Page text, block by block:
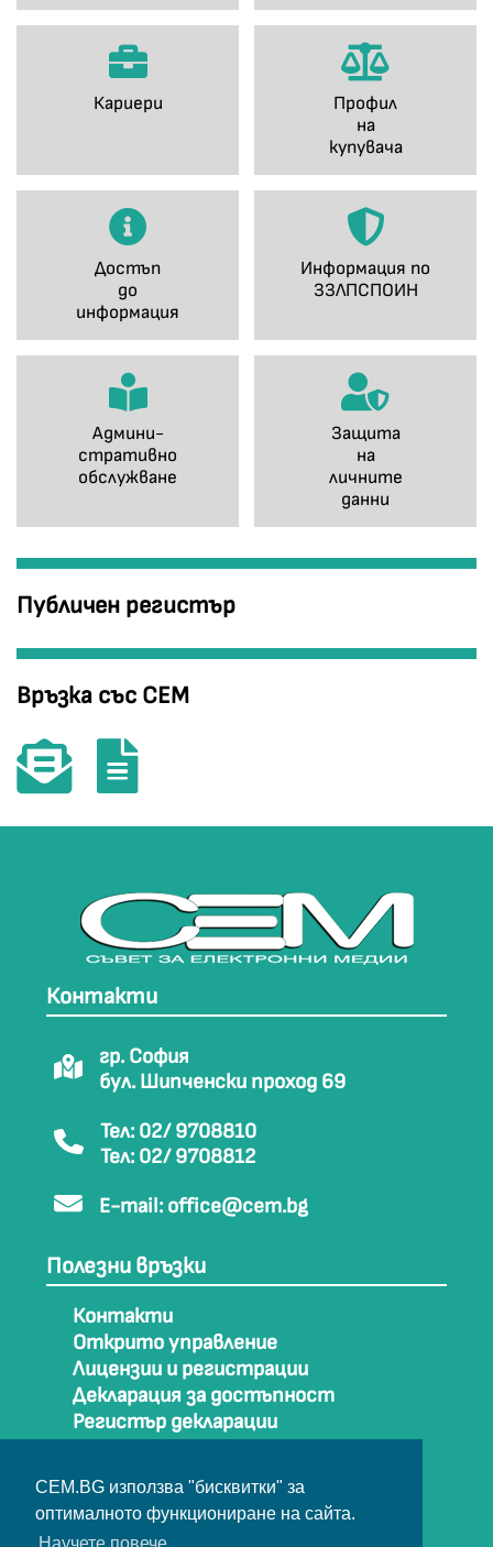
CEM.BG използва "бисквитки" за
оптималното функциониране на сайта.
Кариери
Профил
на
купувача
Достъп
до
информация
Информация по
ЗЗЛПСПОИН
Админи-
стративно
обслужване
Защита
на
личните
данни
Публичен регистър
Връзка със СЕМ
Контакти
гр. София
бул. Шипченски проход 69
Тел: 02/ 9708810
Тел: 02/ 9708812
E-mail: office@cem.bg
Полезни връзки
Контакти
Открито управление
Лицензии и регистрации
Декларация за достъпност
Регистър декларации
Карта на сайта
Архив